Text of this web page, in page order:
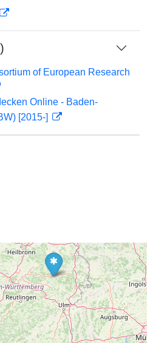
of European Research
Online - Baden-
[2015-]